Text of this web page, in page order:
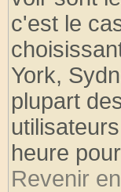
c'est le
York,
plupart
heure
Revenir